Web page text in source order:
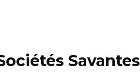
Savantes